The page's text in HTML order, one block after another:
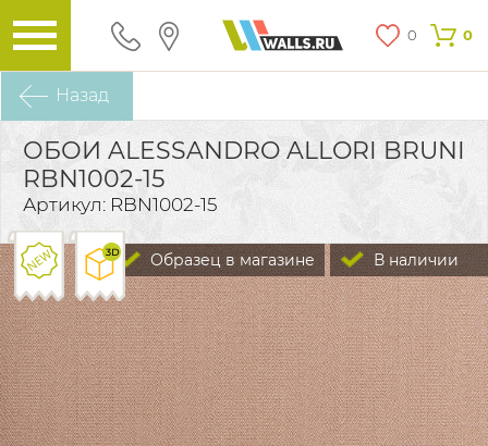
0 0
Назад
ОБОИ ALESSANDRO ALLORI BRUNI
RBN1002-15
Артикул: RBN1002-15
В наличии
Образец в магазине